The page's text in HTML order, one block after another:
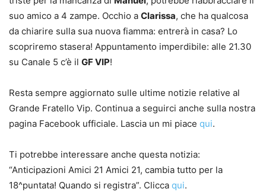
suo amico a 4 zampe. Occhio a Clarissa, che ha qualcosa
da chiarire sulla sua nuova fiamma: entrerà in casa? Lo
scopriremo stasera! Appuntamento imperdibile: alle 21.30
su Canale 5 c’è il GF VIP!
Resta sempre aggiornato sulle ultime notizie relative al
Grande Fratello Vip. Continua a seguirci anche sulla nostra
pagina Facebook ufficiale. Lascia un mi piace qui.
Ti potrebbe interessare anche questa notizia:
“Anticipazioni Amici 21 Amici 21, cambia tutto per la
18^puntata! Quando si registra”. Clicca qui.